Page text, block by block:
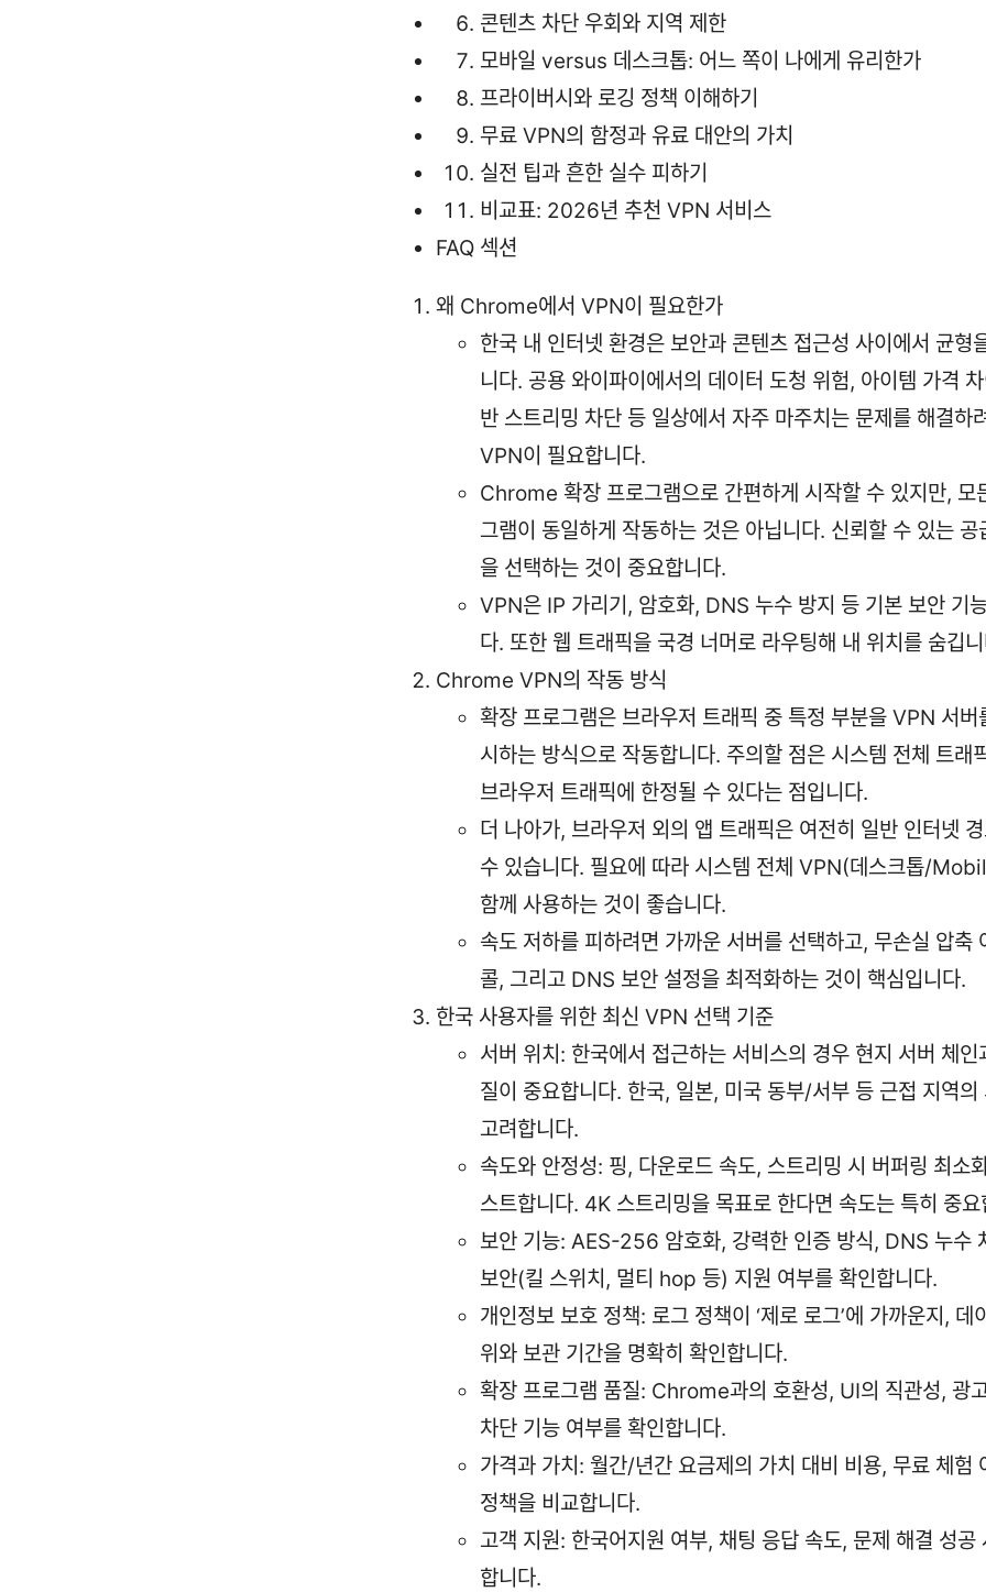
콘텐츠 차단 우회와 지역 제한
모바일 versus 데스크톱: 어느 쪽이 나에게 유리한가
프라이버시와 로깅 정책 이해하기
무료 VPN의 함정과 유료 대안의 가치
실전 팁과 흔한 실수 피하기
비교표: 2026년 추천 VPN 서비스
FAQ 섹션
왜 Chrome에서 VPN이 필요한가
한국 내 인터넷 환경은 보안과 콘텐츠 접근성 사이에서 균형
니다. 공용 와이파이에서의 데이터 도청 위험, 아이템 가격
반 스트리밍 차단 등 일상에서 자주 마주치는 문제를 해결하
VPN이 필요합니다.
Chrome 확장 프로그램으로 간편하게 시작할 수 있지만, 모
그램이 동일하게 작동하는 것은 아닙니다. 신뢰할 수 있는 공
을 선택하는 것이 중요합니다.
VPN은 IP 가리기, 암호화, DNS 누수 방지 등 기본 보안 기
다. 또한 웹 트래픽을 국경 너머로 라우팅해 내 위치를 숨깁
Chrome VPN의 작동 방식
확장 프로그램은 브라우저 트래픽 중 특정 부분을 VPN 서버
시하는 방식으로 작동합니다. 주의할 점은 시스템 전체 트래
브라우저 트래픽에 한정될 수 있다는 점입니다.
더 나아가, 브라우저 외의 앱 트래픽은 여전히 일반 인터넷
수 있습니다. 필요에 따라 시스템 전체 VPN(데스크톱/
함께 사용하는 것이 좋습니다.
속도 저하를 피하려면 가까운 서버를 선택하고, 무손실 압축
콜, 그리고 DNS 보안 설정을 최적화하는 것이 핵심입니다.
한국 사용자를 위한 최신 VPN 선택 기준
서버 위치: 한국에서 접근하는 서비스의 경우 현지 서버 체인
질이 중요합니다. 한국, 일본, 미국 동부/서부 등 근접 지역의
고려합니다.
속도와 안정성: 핑, 다운로드 속도, 스트리밍 시 버퍼링 최소
스트합니다. 4K 스트리밍을 목표로 한다면 속도는 특히 중요
보안 기능: AES-256 암호화, 강력한 인증 방식, DNS 누수
보안(킬 스위치, 멀티 hop 등) 지원 여부를 확인합니다.
개인정보 보호 정책: 로그 정책이 ‘제로 로그’에 가까운지, 데
위와 보관 기간을 명확히 확인합니다.
확장 프로그램 품질: Chrome과의 호환성, UI의 직관성, 광
차단 기능 여부를 확인합니다.
가격과 가치: 월간/년간 요금제의 가치 대비 비용, 무료 체험
정책을 비교합니다.
고객 지원: 한국어지원 여부, 채팅 응답 속도, 문제 해결 성공
합니다.